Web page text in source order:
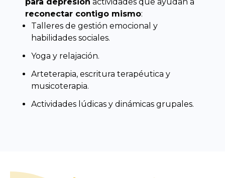
reconectar contigo mismo:
Talleres de gestión emocional y
habilidades sociales.
Yoga y relajación.
Arteterapia, escritura terapéutica y
musicoterapia.
Actividades lúdicas y dinámicas grupales.